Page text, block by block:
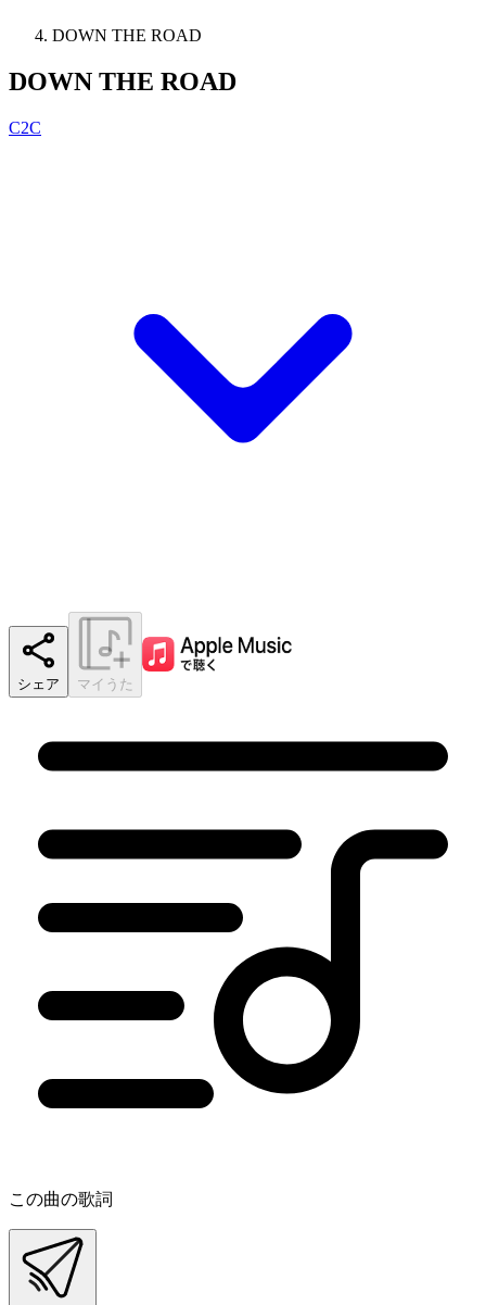
DOWN THE ROAD
DOWN THE ROAD
C2C
シェア マイうた
この曲の歌詞